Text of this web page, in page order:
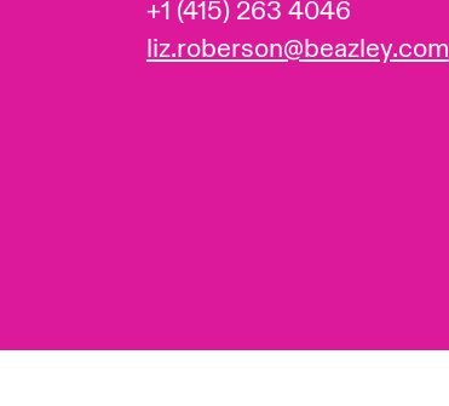
+1 (415) 263 4046
liz.roberson@beazley.com